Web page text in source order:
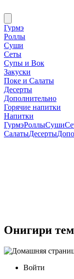
Гурмэ
Роллы
Суши
Сеты
Супы и Вок
Закуски
Поке и Салаты
Десерты
Дополнительно
Горячие напитки
Напитки
ГурмэРоллыСуши
СалатыДесерты
Онигири
Войти